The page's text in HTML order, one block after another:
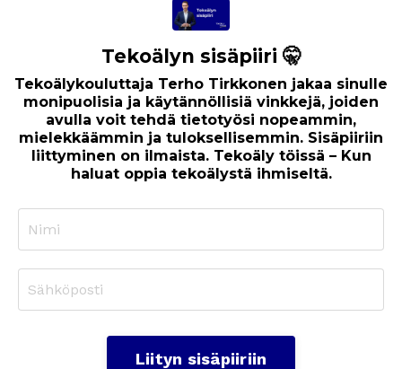
Tekoälyn sisäpiiri 🤫
Tekoälykouluttaja Terho Tirkkonen jakaa sinulle
monipuolisia ja käytännöllisiä vinkkejä, joiden
avulla voit tehdä tietotyösi nopeammin,
mielekkäämmin ja tuloksellisemmin. Sisäpiiriin
liittyminen on ilmaista. Tekoäly töissä – Kun
haluat oppia tekoälystä ihmiseltä.
Liityn sisäpiiriin